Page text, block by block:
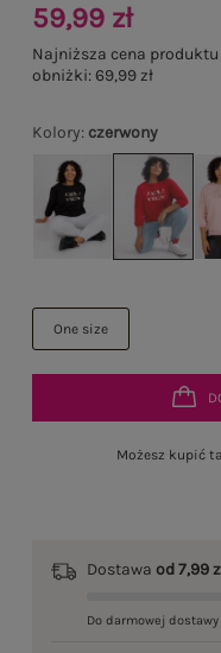
Kolory: czerwony
One size
59,99 zł
Najniższa cena
obniżki:69,99 zł
Możesz kupić
Dostawaod 7,99
Do darmowej